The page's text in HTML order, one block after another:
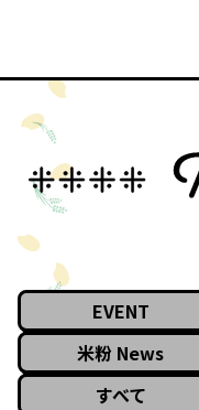
EVENT
米粉 News
すべて